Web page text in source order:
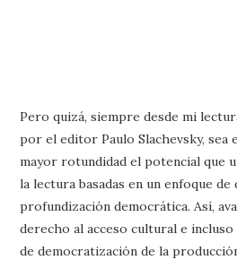
Pero quizá, siempre desde mi
por el editor Paulo Slachevsky, sea
mayor rotundidad el potencial que
la lectura basadas en un enfoque
profundización democrática. Así,
derecho al acceso cultural e incluso
de democratización de la